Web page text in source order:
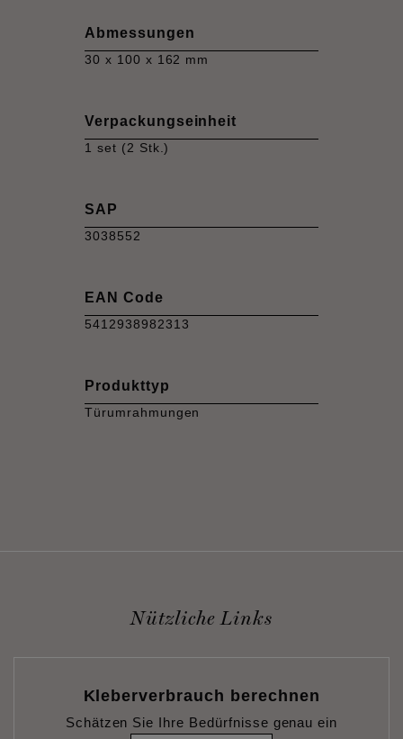
Abmessungen
30 x 100 x 162 mm
Verpackungseinheit
1 set (2 Stk.)
SAP
3038552
EAN Code
5412938982313
Produkttyp
Türumrahmungen
Nützliche Links
Kleberverbrauch berechnen
Schätzen Sie Ihre Bedürfnisse genau ein